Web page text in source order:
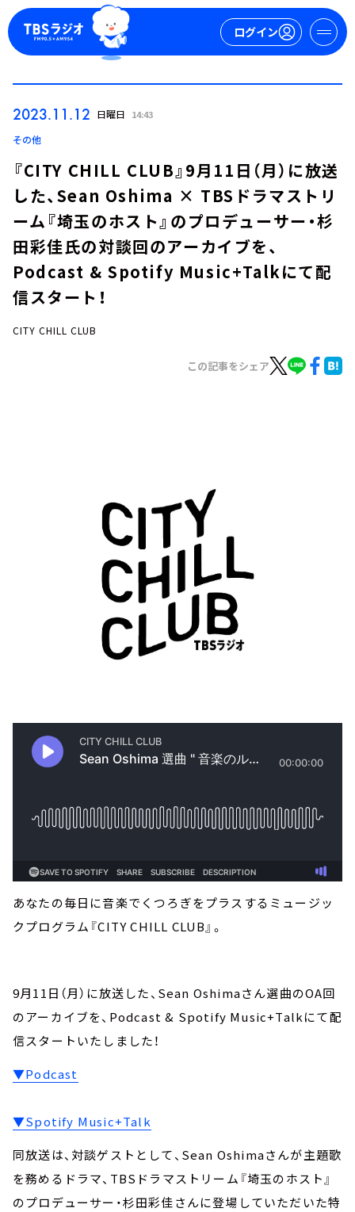
ログイン
今日の番組表
週間番組表
トピックス
2023.11.12 日曜日 14:43
その他
『CITY CHILL CLUB』9月11日（月）に放送
した、Sean Oshima × TBSドラマストリ
ーム『埼玉のホスト』のプロデューサー・杉
田彩佳氏の対談回のアーカイブを、
Podcast & Spotify Music+Talkにて配
信スタート！
CITY CHILL CLUB
この記事をシェア
あなたの毎日に音楽でくつろぎをプラスするミュージッ
クプログラム『CITY CHILL CLUB』。
9月11日（月）に放送した、Sean Oshimaさん選曲のOA回
のアーカイブを、Podcast & Spotify Music+Talkにて配
信スタートいたしました！
▼Podcast
▼Spotify Music+Talk
同放送は、対談ゲストとして、Sean Oshimaさんが主題歌
を務めるドラマ、TBSドラマストリーム『埼玉のホスト』
のプロデューサー・杉田彩佳さんに登場していただいた特